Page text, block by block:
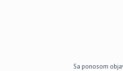
Sa ponosom